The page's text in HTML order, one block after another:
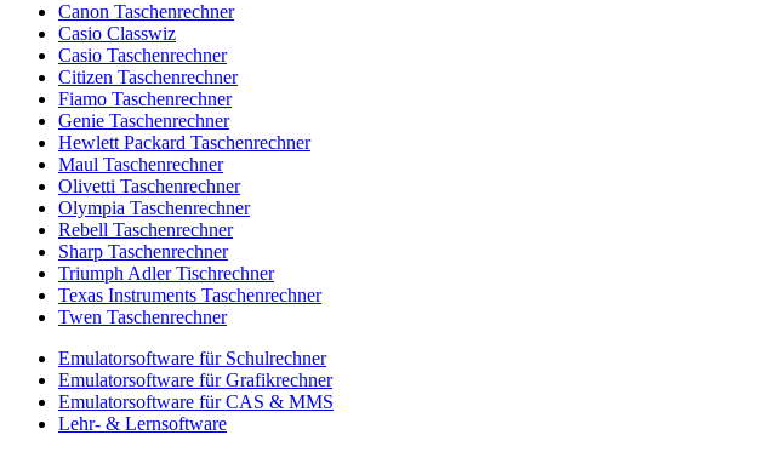
Canon Taschenrechner
Casio Classwiz
Casio Taschenrechner
Citizen Taschenrechner
Fiamo Taschenrechner
Genie Taschenrechner
Hewlett Packard Taschenrechner
Maul Taschenrechner
Olivetti Taschenrechner
Olympia Taschenrechner
Rebell Taschenrechner
Sharp Taschenrechner
Triumph Adler Tischrechner
Texas Instruments Taschenrechner
Twen Taschenrechner
Emulatorsoftware für Schulrechner
Emulatorsoftware für Grafikrechner
Emulatorsoftware für CAS & MMS
Lehr- & Lernsoftware